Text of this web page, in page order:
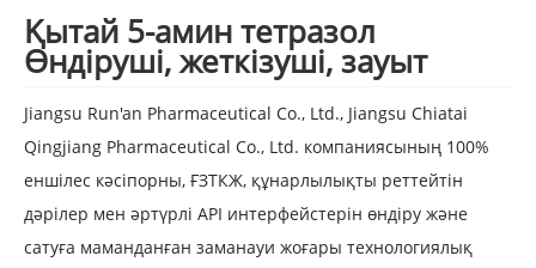
Қытай 5-амин тетразол
Өндіруші, жеткізуші, зауыт
Jiangsu Run'an Pharmaceutical Co., Ltd., Jiangsu Chiatai
Qingjiang Pharmaceutical Co., Ltd. компаниясының 100%
еншілес кәсіпорны, ҒЗТКЖ, құнарлылықты реттейтін
дәрілер мен әртүрлі API интерфейстерін өндіру және
сатуға маманданған заманауи жоғары технологиялық